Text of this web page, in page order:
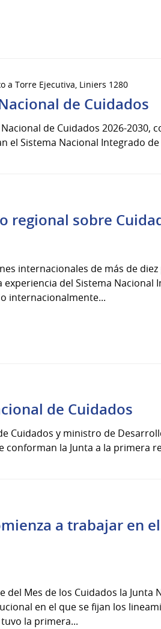
a Torre Ejecutiva, Liniers 1280
de Cuidados
de Cuidados 2026-
Sistema Nacional Integrado de
regional sobre
internacionales de más de
experiencia del Sistema Nacional
internacionalmente...
de Cuidados
Cuidados y ministro de
conforman la Junta a la primera
a trabajar en
del Mes de los Cuidados la Junta
en el que se fijan los
la primera...